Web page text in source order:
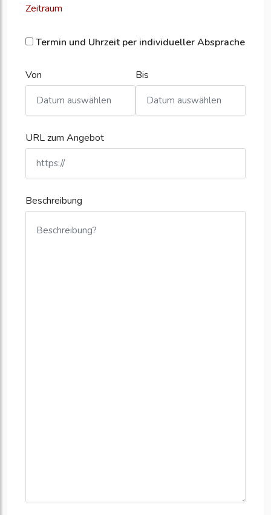
Zeitraum
Termin und Uhrzeit per individueller Absprache
Von Bis
URL zum Angebot
Beschreibung